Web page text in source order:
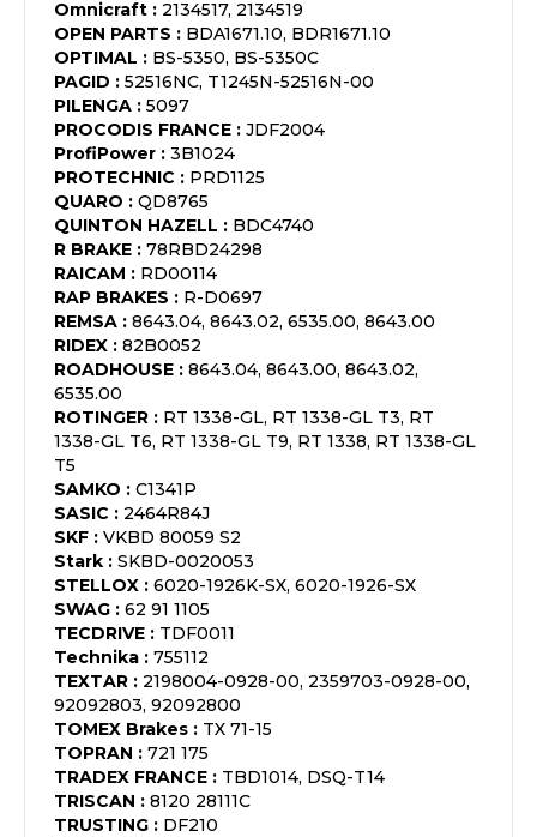
Omnicraft : 2134517, 2134519
OPEN PARTS : BDA1671.10, BDR1671.10
OPTIMAL : BS-5350, BS-5350C
PAGID : 52516NC, T1245N-52516N-00
PILENGA : 5097
PROCODIS FRANCE : JDF2004
ProfiPower : 3B1024
PROTECHNIC : PRD1125
QUARO : QD8765
QUINTON HAZELL : BDC4740
R BRAKE : 78RBD24298
RAICAM : RD00114
RAP BRAKES : R-D0697
REMSA : 8643.04, 8643.02, 6535.00, 8643.00
RIDEX : 82B0052
ROADHOUSE : 8643.04, 8643.00, 8643.02,
6535.00
ROTINGER : RT 1338-GL, RT 1338-GL T3, RT
1338-GL T6, RT 1338-GL T9, RT 1338, RT 1338-GL
T5
SAMKO : C1341P
SASIC : 2464R84J
SKF : VKBD 80059 S2
Stark : SKBD-0020053
STELLOX : 6020-1926K-SX, 6020-1926-SX
SWAG : 62 91 1105
TECDRIVE : TDF0011
Technika : 755112
TEXTAR : 2198004-0928-00, 2359703-0928-00,
92092803, 92092800
TOMEX Brakes : TX 71-15
TOPRAN : 721 175
TRADEX FRANCE : TBD1014, DSQ-T14
TRISCAN : 8120 28111C
TRUSTING : DF210